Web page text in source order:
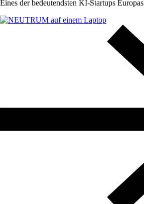
Eines der bedeutendsten KI-Startups Europas